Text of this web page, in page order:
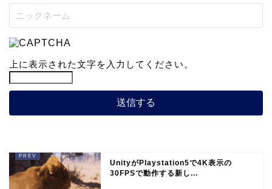
上に表示された文字を入力してください。
UnityがPlaystation5で4K表示の
30FPSで動作する新し...